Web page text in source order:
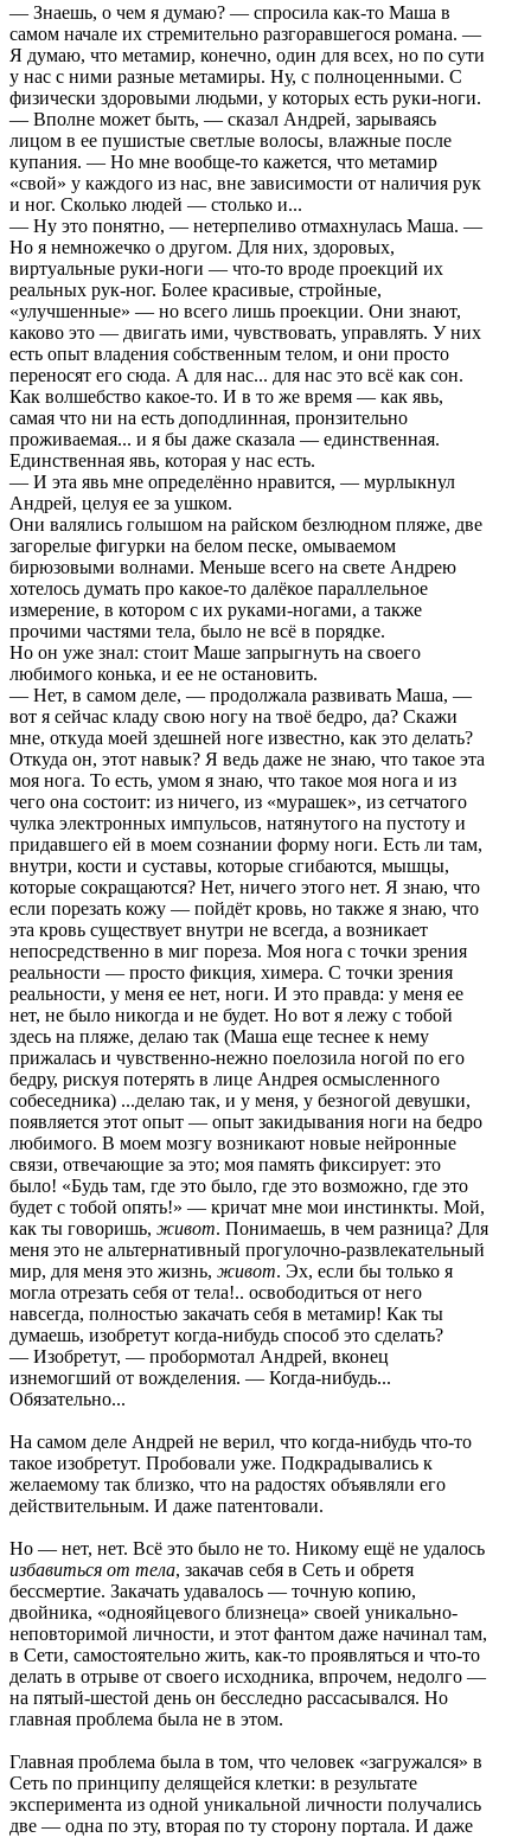
— Знаешь, о чем я думаю? — спросила как-то Маша в
самом начале их стремительно разгоравшегося романа. —
Я думаю, что метамир, конечно, один для всех, но по сути
у нас с ними разные метамиры. Ну, с полноценными. С
физически здоровыми людьми, у которых есть руки-ноги.
— Вполне может быть, — сказал Андрей, зарываясь
лицом в ее пушистые светлые волосы, влажные после
купания. — Но мне вообще-то кажется, что метамир
«свой» у каждого из нас, вне зависимости от наличия рук
и ног. Сколько людей — столько и...
— Ну это понятно, — нетерпеливо отмахнулась Маша. —
Но я немножечко о другом. Для них, здоровых,
виртуальные руки-ноги — что-то вроде проекций их
реальных рук-ног. Более красивые, стройные,
«улучшенные» — но всего лишь проекции. Они знают,
каково это — двигать ими, чувствовать, управлять. У них
есть опыт владения собственным телом, и они просто
переносят его сюда. А для нас... для нас это всё как сон.
Как волшебство какое-то. И в то же время — как явь,
самая что ни на есть доподлинная, пронзительно
проживаемая... и я бы даже сказала — единственная.
Единственная явь, которая у нас есть.
— И эта явь мне определённо нравится, — мурлыкнул
Андрей, целуя ее за ушком.
Они валялись голышом на райском безлюдном пляже, две
загорелые фигурки на белом песке, омываемом
бирюзовыми волнами. Меньше всего на свете Андрею
хотелось думать про какое-то далёкое параллельное
измерение, в котором с их руками-ногами, а также
прочими частями тела, было не всё в порядке.
Но он уже знал: стоит Маше запрыгнуть на своего
любимого конька, и ее не остановить.
— Нет, в самом деле, — продолжала развивать Маша, —
вот я сейчас кладу свою ногу на твоё бедро, да? Скажи
мне, откуда моей здешней ноге известно, как это делать?
Откуда он, этот навык? Я ведь даже не знаю, что такое эта
моя нога. То есть, умом я знаю, что такое моя нога и из
чего она состоит: из ничего, из «мурашек», из сетчатого
чулка электронных импульсов, натянутого на пустоту и
придавшего ей в моем сознании форму ноги. Есть ли там,
внутри, кости и суставы, которые сгибаются, мышцы,
которые сокращаются? Нет, ничего этого нет. Я знаю, что
если порезать кожу — пойдёт кровь, но также я знаю, что
эта кровь существует внутри не всегда, а возникает
непосредственно в миг пореза. Моя нога с точки зрения
реальности — просто фикция, химера. С точки зрения
реальности, у меня ее нет, ноги. И это правда: у меня ее
нет, не было никогда и не будет. Но вот я лежу с тобой
здесь на пляже, делаю так (Маша еще теснее к нему
прижалась и чувственно-нежно поелозила ногой по его
бедру, рискуя потерять в лице Андрея осмысленного
собеседника) ...делаю так, и у меня, у безногой девушки,
появляется этот опыт — опыт закидывания ноги на бедро
любимого. В моем мозгу возникают новые нейронные
связи, отвечающие за это; моя память фиксирует: это
было! «Будь там, где это было, где это возможно, где это
будет с тобой опять!» — кричат мне мои инстинкты. Мой,
как ты говоришь, живот. Понимаешь, в чем разница? Для
меня это не альтернативный прогулочно-развлекательный
мир, для меня это жизнь, живот. Эх, если бы только я
могла отрезать себя от тела!.. освободиться от него
навсегда, полностью закачать себя в метамир! Как ты
думаешь, изобретут когда-нибудь способ это сделать?
— Изобретут, — пробормотал Андрей, вконец
изнемогший от вожделения. — Когда-нибудь...
Обязательно...
На самом деле Андрей не верил, что когда-нибудь что-то
такое изобретут. Пробовали уже. Подкрадывались к
желаемому так близко, что на радостях объявляли его
действительным. И даже патентовали.
Но — нет, нет. Всё это было не то. Никому ещё не удалось
избавиться от тела, закачав себя в Сеть и обретя
бессмертие. Закачать удавалось — точную копию,
двойника, «однояйцевого близнеца» своей уникально-
неповторимой личности, и этот фантом даже начинал там,
в Сети, самостоятельно жить, как-то проявляться и что-то
делать в отрыве от своего исходника, впрочем, недолго —
на пятый-шестой день он бесследно рассасывался. Но
главная проблема была не в этом.
Главная проблема была в том, что человек «загружался» в
Сеть по принципу делящейся клетки: в результате
эксперимента из одной уникальной личности получались
две — одна по эту, вторая по ту сторону портала. И даже